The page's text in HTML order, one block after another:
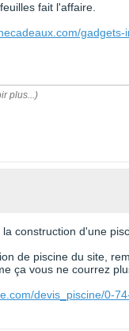
fait l'affaire.
plus...)
construction d'une
de piscine du site,
ça vous ne courrez
devis_piscine/0-